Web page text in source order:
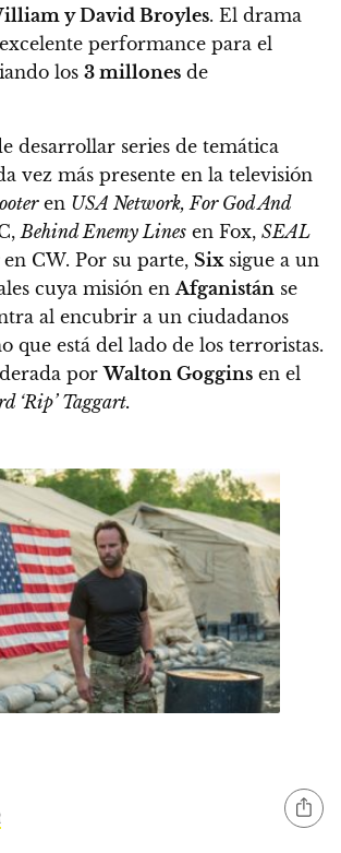
y David Broyles. El drama
performance para el
los 3 millones de
desarrollar series de temática
vez más presente en la televisión
en USA Network, For God And
Behind Enemy Lines en Fox, SEAL
en CW. Por su parte, Sixsigue a un
cuya misión enAfganistán se
al encubrir a un ciudadanos
que está del lado de los terroristas.
porWalton Goggins en el
‘Rip’ Taggart.